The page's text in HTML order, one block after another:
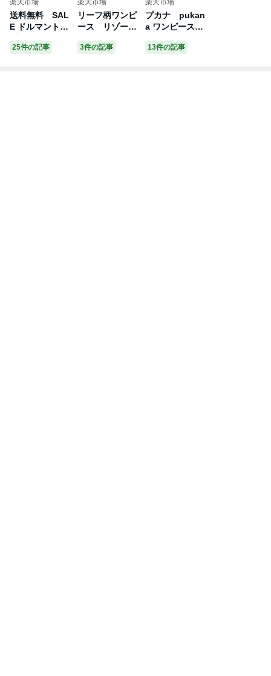
楽天市場
送料無料 SAL
E ドルマントッ
ラワープリン
25件の記事
楽天市場
リーフ柄ワンピ
ース リゾート
リーブ フラガ
3件の記事
楽天市場
プカナ pukan
a ワンピース
ティアレ リゾ
13件の記事